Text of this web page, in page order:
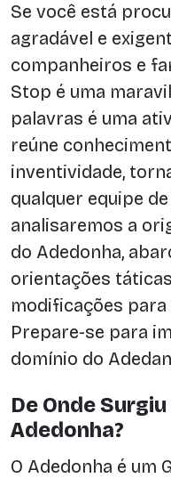
Se você está
agradável e
companheiros e
Stop é uma
palavras é uma
reúne
inventividade,
qualquer equipe
analisaremos a
do Adedonha,
orientações
modificações
Prepare-se para
domínio do
De Onde
Adedonha?
O Adedonha é um